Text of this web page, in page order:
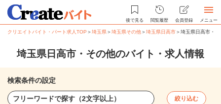
後で見る 閲覧履歴 会員登録 メニュー
クリエイトバイト・パート求人TOP ＞埼玉県＞埼玉県その他＞埼玉県日高市＞埼玉県日高市・
埼玉県日高市・その他のバイト・求人情報
検索条件の設定
絞り込む